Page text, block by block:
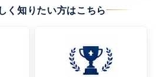
く知りたい方はこちら